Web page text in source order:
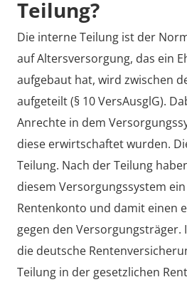
Teilung?
Die interne Teilung ist der
auf Altersversorgung, das ein
aufgebaut hat, wird zwischen
aufgeteilt (§ 10 VersAusglG).
Anrechte in dem
diese erwirtschaftet wurden.
Teilung. Nach der Teilung
diesem Versorgungssystem
Rentenkonto und damit einen
gegen den Versorgungsträger.
die deutsche
Teilung in der gesetzlichen